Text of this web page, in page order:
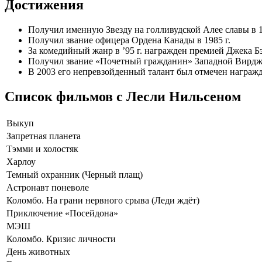
Достижения
Получил именную Звезду на голливудской Алее славы в
Получил звание офицера Ордена Канады в 1985 г.
За комедийный жанр в ’95 г. награжден премией Джека
Получил звание «Почетный гражданин» Западной
В 2003 его непревзойденный талант был отмечен
Список фильмов с Лесли Нильсеном
Выкуп
Запретная планета
Тэмми и холостяк
Харлоу
Темный охранник (Черный плащ)
Астронавт поневоле
Коломбо. На грани нервного срыва (Леди ждёт)
Приключение «Посейдона»
МЭШ
Коломбо. Кризис личности
День животных